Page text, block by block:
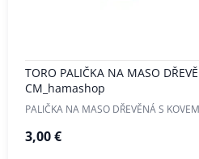
TORO PALIČKA NA MASO
CM_hamashop
PALIČKA NA MASO DŘEVĚNÁ S
3,00 €